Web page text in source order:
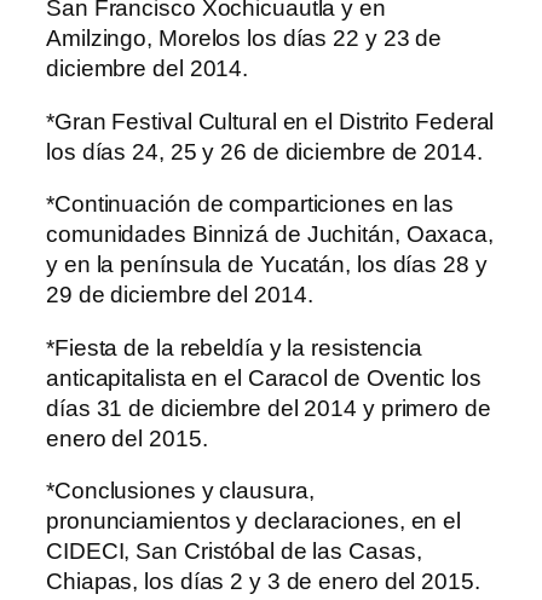
San Francisco Xochicuautla y en
Amilzingo, Morelos los días 22 y 23 de
diciembre del 2014.
*Gran Festival Cultural en el Distrito Federal
los días 24, 25 y 26 de diciembre de 2014.
*Continuación de comparticiones en las
comunidades Binnizá de Juchitán, Oaxaca,
y en la península de Yucatán, los días 28 y
29 de diciembre del 2014.
*Fiesta de la rebeldía y la resistencia
anticapitalista en el Caracol de Oventic los
días 31 de diciembre del 2014 y primero de
enero del 2015.
*Conclusiones y clausura,
pronunciamientos y declaraciones, en el
CIDECI, San Cristóbal de las Casas,
Chiapas, los días 2 y 3 de enero del 2015.